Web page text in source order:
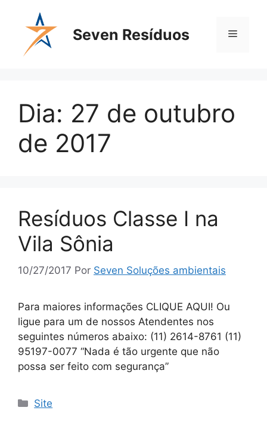
Seven Resíduos
Dia: 27 de outubro
de 2017
Resíduos Classe I na
Vila Sônia
10/27/2017 Por Seven Soluções ambientais
Para maiores informações CLIQUE AQUI! Ou
ligue para um de nossos Atendentes nos
seguintes números abaixo: (11) 2614-8761 (11)
95197-0077 “Nada é tão urgente que não
possa ser feito com segurança”
Site